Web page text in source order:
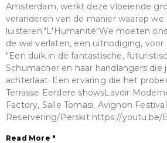
Amsterdam, werkt deze vloeiende
veranderen van de manier waarop we
luisteren."L'Humanité"We moeten
de wal verlaten, een uitnodiging, voor
"Een duik in de fantastische,
Schumacher en haar handlangers die
achterlaat. Een ervaring die het
Terrasse Eerdere showsLavoir
Factory, Salle Tomasi, Avignon
Reservering/Perskit https://youtu.be/
Read More "